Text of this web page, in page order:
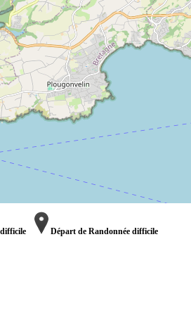
Départ de Randonnée difficile